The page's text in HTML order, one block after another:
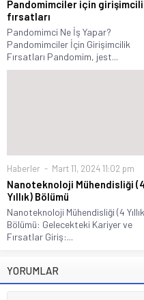
Pandomimciler için
fırsatları
Pandomimci Ne İş Yapar?
Pandomimciler İçin Girişimcilik
Fırsatları Pandomim, jest...
Haberler Mart 11, 2024 11:02 pm
Nanoteknoloji Mühendisliği (4
Yıllık) Bölümü
Nanoteknoloji Mühendisliği (4
Bölümü: Gelecekteki Kariyer ve
Fırsatlar Giriş:...
YORUMLAR